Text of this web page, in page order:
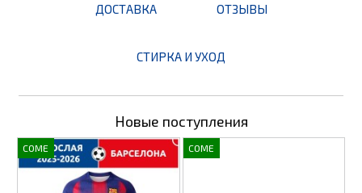
ДОСТАВКА ОТЗЫВЫ
СТИРКА И УХОД
Новые поступления
COME COME